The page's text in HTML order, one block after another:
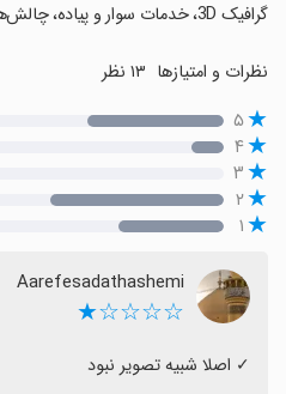
گرافیک 3D، خدمات سوار و پیاده، چالش‌های رانندگی، بازی‌های رایگان.
نظرات و امتیازها
۵
۴
۳
۲
۱
Aarefesadathashemi
☆☆☆☆★
‏✓ اصلا شبیه تصویر نبود